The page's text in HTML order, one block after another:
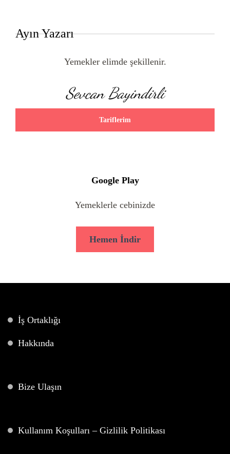
Ayın Yazarı
Yemekler elimde şekillenir.
Sevcan Bayindirli
Tariflerim
Google Play
Yemeklerle cebinizde
Hemen İndir
İş Ortaklığı
Hakkında
Bize Ulaşın
Kullanım Koşulları – Gizlilik Politikası